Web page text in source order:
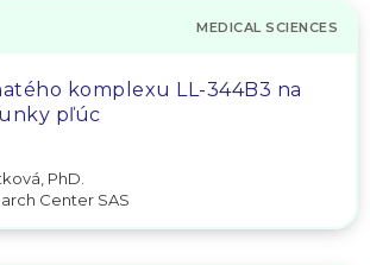
MEDICAL SCIENCES
komplexu LL-344B3 na
pľúc
PhD.
Center SAS